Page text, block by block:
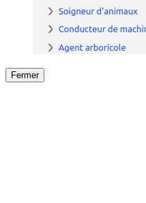
Fermer